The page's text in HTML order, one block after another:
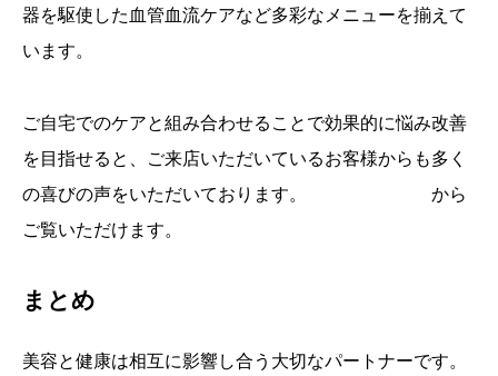
器を駆使した血管血流ケアなど多彩なメニューを揃えて
います。
ご自宅でのケアと組み合わせることで効果的に悩み改善
を目指せると、ご来店いただいているお客様からも多く
の喜びの声をいただいております。
から
ご覧いただけます。
まとめ
美容と健康は相互に影響し合う大切なパートナーです。